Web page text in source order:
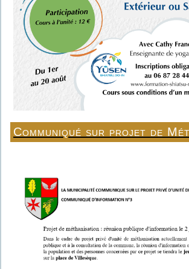
Communiqué sur projet de